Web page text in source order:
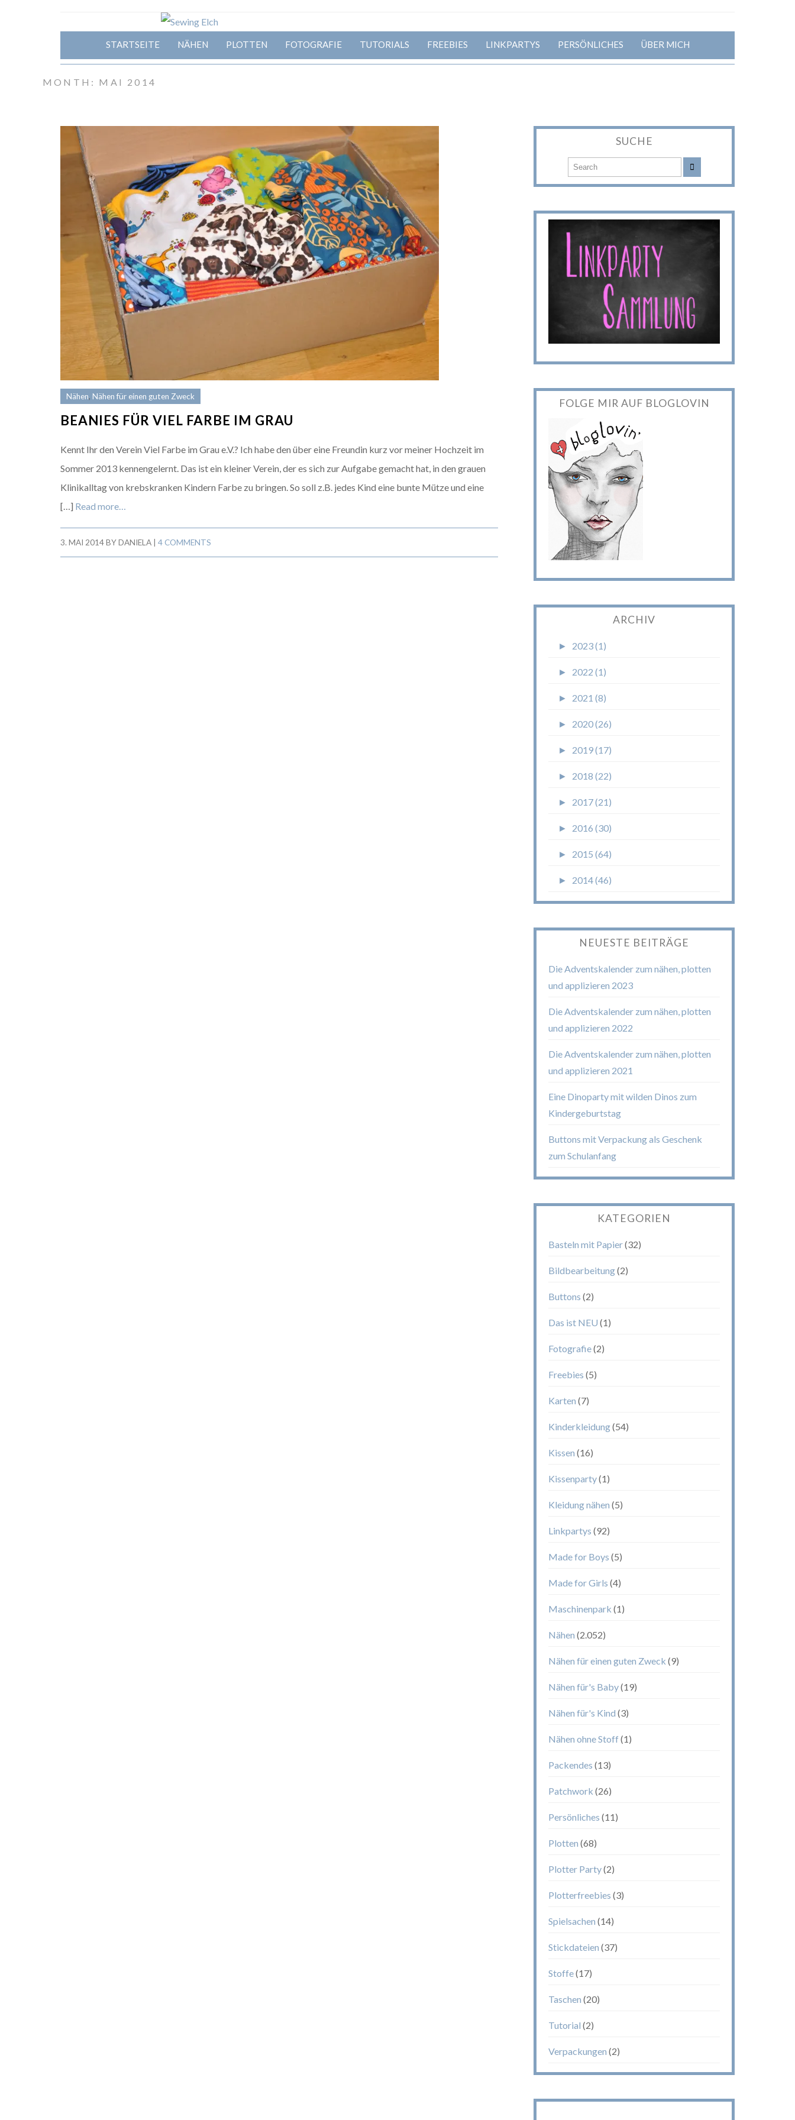
STARTSEITE NÄHEN PLOTTEN FOTOGRAFIE TUTORIALS FREEBIES LINKPARTYS PERSÖNLICHES ÜBER MICH
MONTH: MAI 2014
Nähen, Nähen für einen guten Zweck
BEANIES FÜR VIEL FARBE IM GRAU
Kennt Ihr den Verein Viel Farbe im Grau e.V.? Ich habe den über eine Freundin kurz vor meiner Hochzeit im
Sommer 2013 kennengelernt. Das ist ein kleiner Verein, der es sich zur Aufgabe gemacht hat, in den grauen
Klinikalltag von krebskranken Kindern Farbe zu bringen. So soll z.B. jedes Kind eine bunte Mütze und eine
[…] Read more…
3. MAI 2014BYDANIELA 4 COMMENTS
SUCHE
FOLGE MIR AUF BLOGLOVIN
ARCHIV
► 2023 (1)
► 2022 (1)
► 2021 (8)
► 2020 (26)
► 2019 (17)
► 2018 (22)
► 2017 (21)
► 2016 (30)
► 2015 (64)
► 2014 (46)
NEUESTE BEITRÄGE
Die Adventskalender zum nähen, plotten
und applizieren 2023
Die Adventskalender zum nähen, plotten
und applizieren 2022
Die Adventskalender zum nähen, plotten
und applizieren 2021
Eine Dinoparty mit wilden Dinos zum
Kindergeburtstag
Buttons mit Verpackung als Geschenk
zum Schulanfang
KATEGORIEN
Basteln mit Papier(32)
Bildbearbeitung(2)
Buttons (2)
Das ist NEU (1)
Fotografie(2)
Freebies (5)
Karten (7)
Kinderkleidung(54)
Kissen (16)
Kissenparty(1)
Kleidung nähen (5)
Linkpartys (92)
Made for Boys (5)
Made for Girls (4)
Maschinenpark (1)
Nähen (2.052)
Nähen für einen guten Zweck (9)
Nähen für's Baby(19)
Nähen für's Kind (3)
Nähen ohne Stoff (1)
Packendes (13)
Patchwork (26)
Persönliches (11)
Plotten (68)
Plotter Party(2)
Plotterfreebies (3)
Spielsachen (14)
Stickdateien (37)
Stoffe(17)
Taschen (20)
Tutorial (2)
Verpackungen (2)